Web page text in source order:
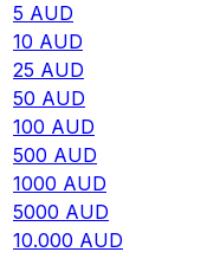
5 AUD
10 AUD
25 AUD
50 AUD
100 AUD
500 AUD
1000 AUD
5000 AUD
10.000 AUD